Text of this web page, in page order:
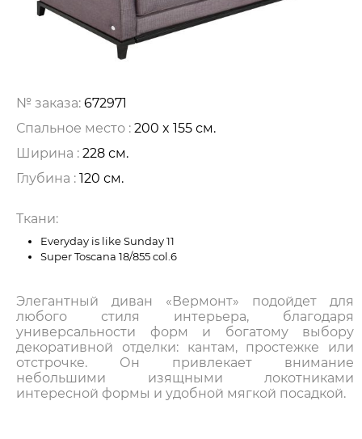
№ заказа: 672971
Спальное место : 200 x 155 см.
Ширина : 228 см.
Глубина : 120 см.
Ткани:
Everyday is like Sunday 11
Super Toscana 18/855 col.6
Элегантный диван «Вермонт» подойдет для
любого стиля интерьера, благодаря
универсальности форм и богатому выбору
декоративной отделки: кантам, простежке или
отстрочке. Он привлекает внимание
небольшими изящными локотниками
интересной формы и удобной мягкой посадкой.